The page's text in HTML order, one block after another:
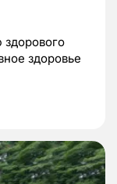
здоровье